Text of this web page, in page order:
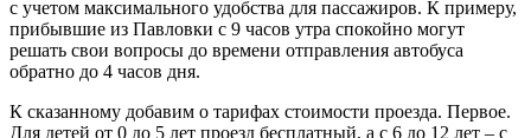
с учетом максимального удобства для пассажиров. К примеру,
прибывшие из Павловки с 9 часов утра спокойно могут
решать свои вопросы до времени отправления автобуса
обратно до 4 часов дня.
К сказанному добавим о тарифах стоимости проезда. Первое.
Для детей от 0 до 5 лет проезд бесплатный, а с 6 до 12 лет – с